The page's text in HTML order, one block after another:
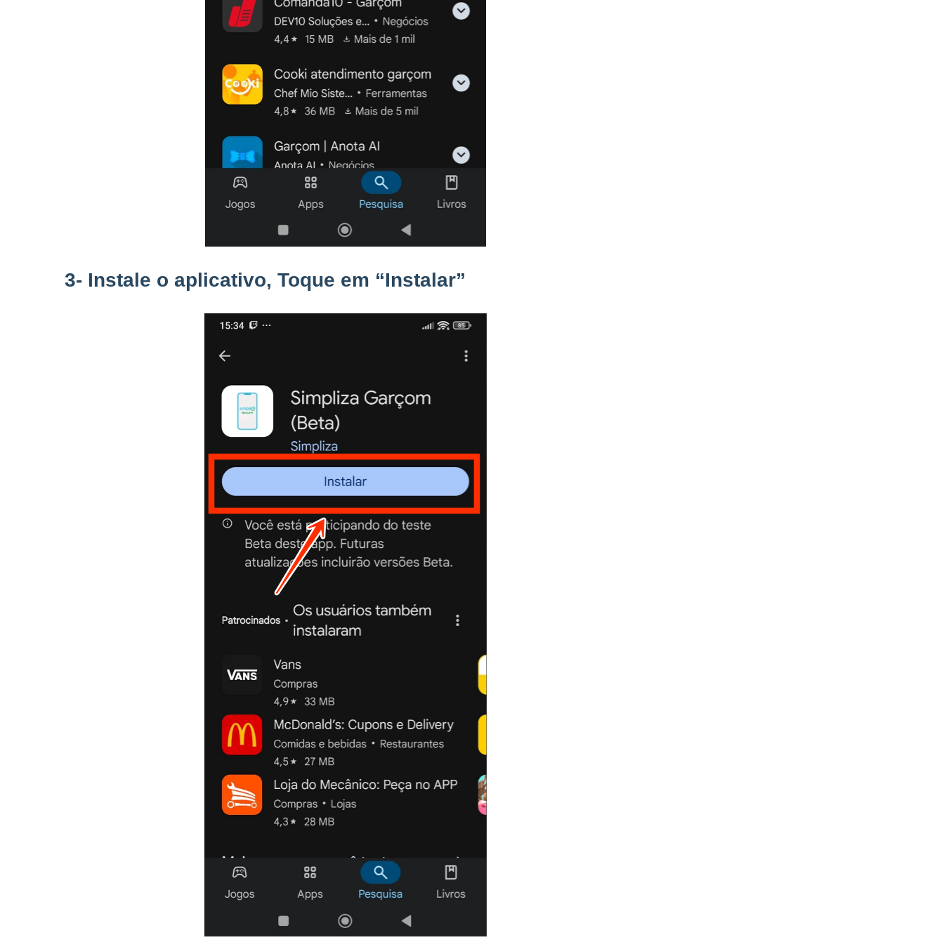
3- Instale o aplicativo, Toque em “Instalar”